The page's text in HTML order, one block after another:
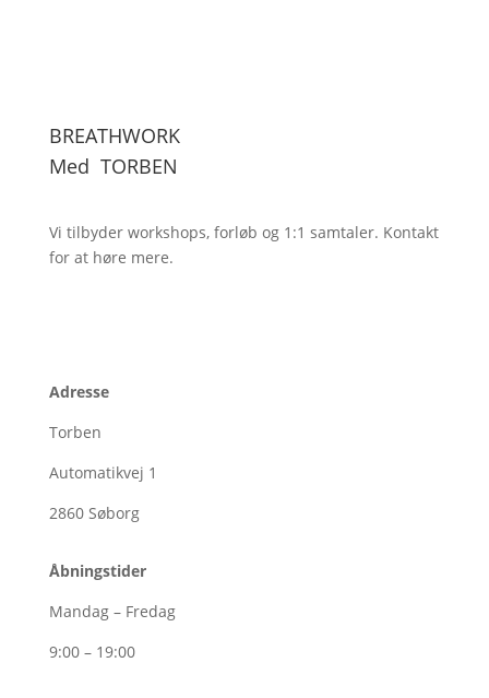
BREATHWORK
Med TORBEN
Vi tilbyder workshops, forløb og 1:1 samtaler. Kontakt
for at høre mere.
Adresse
Torben
Automatikvej 1
2860 Søborg
Åbningstider
Mandag – Fredag
9:00 – 19:00